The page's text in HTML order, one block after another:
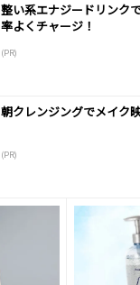
整い系エナジードリンク
率よくチャージ！
(PR)
朝クレンジングでメイク
(PR)